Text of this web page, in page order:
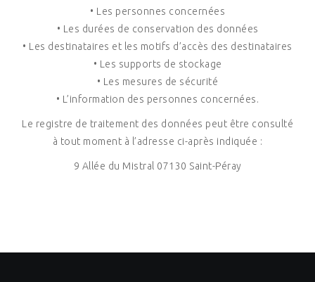
• Les personnes concernées
• Les durées de conservation des données
• Les destinataires et les motifs d’accès des destinataires
• Les supports de stockage
• Les mesures de sécurité
• L’information des personnes concernées.
Le registre de traitement des données peut être consulté
à tout moment à l’adresse ci-après indiquée :
9 Allée du Mistral 07130 Saint-Péray